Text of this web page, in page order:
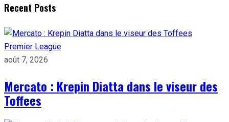
Recent Posts
Premier League
août 7, 2026
Mercato : Krepin Diatta dans le viseur des
Toffees